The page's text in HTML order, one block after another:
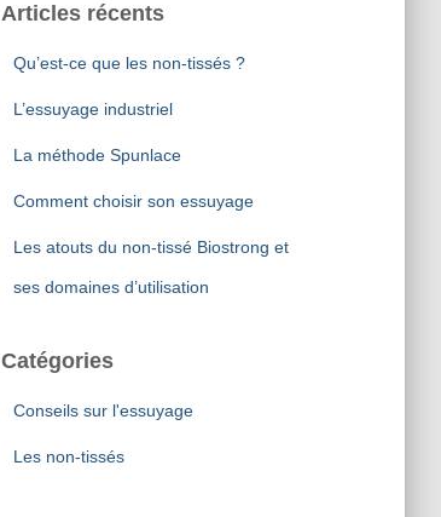
Articles récents
Qu’est-ce que les non-tissés ?
L’essuyage industriel
La méthode Spunlace
Comment choisir son essuyage
Les atouts du non-tissé Biostrong et
ses domaines d’utilisation
Catégories
Conseils sur l'essuyage
Les non-tissés